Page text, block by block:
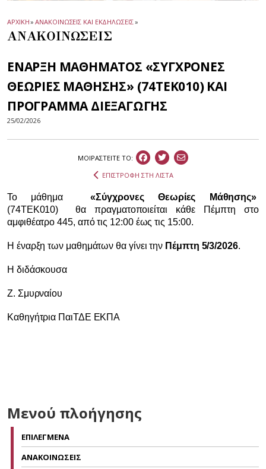
ΑΡΧΙΚΗ» ΑΝΑΚΟΙΝΩΣΕΙΣ ΚΑΙ ΕΚΔΗΛΩΣΕΙΣ»
ΑΝΑΚΟΙΝΩΣΕΙΣ
ΕΝΑΡΞΗ ΜΑΘΗΜΑΤΟΣ «ΣΥΓΧΡΟΝΕΣ
ΘΕΩΡΙΕΣ ΜΑΘΗΣΗΣ» (74ΤΕΚ010) ΚΑΙ
ΠΡΟΓΡΑΜΜΑ ΔΙΕΞΑΓΩΓΗΣ
25/02/2026
ΜΟΙΡΑΣΤEIΤΕ ΤΟ:
ΕΠΙΣΤΡΟΦΗ ΣΤΗ ΛΙΣΤΑ
Το μάθημα«Σύγχρονες Θεωρίες Μάθησης»
(74ΤΕΚ010)
θα πραγματοποιείται κάθε Πέμπτη στο
αμφιθέατρο 445, από τις 12:00 έως τις 15:00.
Η έναρξη των μαθημάτων θα γίνει την Πέμπτη 5/3/2026.
Η διδάσκουσα
Ζ. Σμυρναίου
Καθηγήτρια ΠαιΤΔΕ ΕΚΠΑ
Μενού πλοήγησης
ΕΠΙΛΕΓΜΕΝΑ
ΑΝΑΚΟΙΝΩΣΕΙΣ